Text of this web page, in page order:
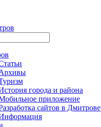
города и района
приложение
сайтов в Дмитрове